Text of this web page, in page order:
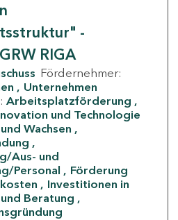
-
RIGA
Fördernehmer:
Unternehmen
Arbeitsplatzförderung
und Technologie
Wachsen
Aus- und
Personal
Förderung
Investitionen in
Beratung